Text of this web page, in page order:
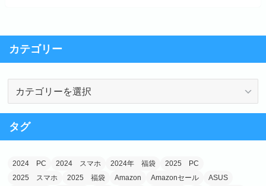
カテゴリー
ゴ
リ
タグ
2024 PC 2024 スマホ 2024年 福袋
2025 PC
2025 スマホ
2025 福袋 Amazon Amazonセール
ASUS